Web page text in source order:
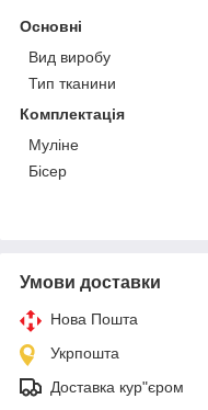
Основні
Вид виробу
Тип тканини
Комплектація
Муліне
Бісер
Умови доставки
Нова Пошта
Укрпошта
Доставка кур"єром